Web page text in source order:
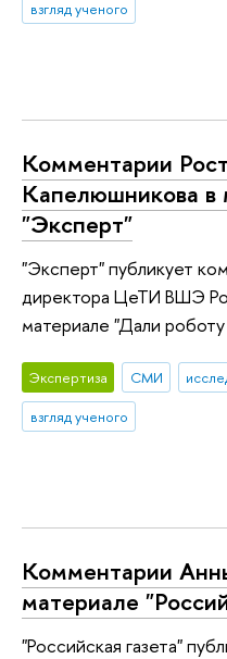
взгляд ученого
Комментарии
Капелюшникова в
"Эксперт"
"Эксперт" публикует
директора ЦеТИ ВШЭ
материале "Дали
Экспертиза СМИ
взгляд ученого
Комментарии
материале
"Российская газета"